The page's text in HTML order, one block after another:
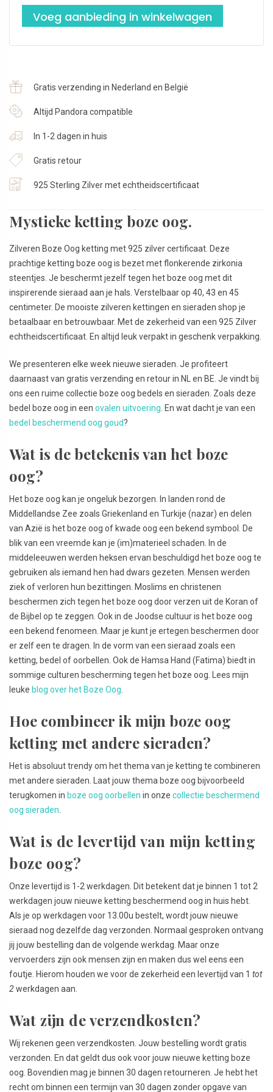
Voeg aanbieding in winkelwagen
Gratis verzending in Nederland en België
Altijd Pandora compatible
In 1-2 dagen in huis
Gratis retour
925 Sterling Zilver met echtheidscertificaat
Mystieke ketting boze oog.
Zilveren Boze Oog ketting met 925 zilver certificaat. Deze
prachtige ketting boze oog is bezet met flonkerende zirkonia
steentjes. Je beschermt jezelf tegen het boze oog met dit
inspirerende sieraad aan je hals. Verstelbaar op 40, 43 en 45
centimeter. De mooiste zilveren kettingen en sieraden shop je
betaalbaar en betrouwbaar. Met de zekerheid van een 925 Zilver
echtheidscertificaat. En altijd leuk verpakt in geschenk verpakking.
We presenteren elke week nieuwe sieraden. Je profiteert
daarnaast van gratis verzending en retour in NL en BE. Je vindt bij
ons een ruime collectie boze oog bedels en sieraden. Zoals deze
bedel boze oog in een ovalen uitvoering . En wat dacht je van een
bedel beschermend oog goud?
Wat is de betekenis van het boze
oog?
Het boze oog kan je ongeluk bezorgen. In landen rond de
Middellandse Zee zoals Griekenland en Turkije (nazar) en delen
van Azië is het boze oog of kwade oog een bekend symbool. De
blik van een vreemde kan je (im)materieel schaden. In de
middeleeuwen werden heksen ervan beschuldigd het boze oog te
gebruiken als iemand hen had dwars gezeten. Mensen werden
ziek of verloren hun bezittingen. Moslims en christenen
beschermen zich tegen het boze oog door verzen uit de Koran of
de Bijbel op te zeggen. Ook in de Joodse cultuur is het boze oog
een bekend fenomeen. Maar je kunt je ertegen beschermen door
er zelf een te dragen. In de vorm van een sieraad zoals een
ketting, bedel of oorbellen. Ook de Hamsa Hand (Fatima) biedt in
sommige culturen bescherming tegen het boze oog. Lees mijn
leuke blog over het Boze Oog
Hoe combineer ik mijn boze oog
ketting met andere sieraden?
Het is absoluut trendy om het thema van je ketting te combineren
met andere sieraden. Laat jouw thema boze oog bijvoorbeeld
terugkomen in boze oog oorbellen in onze collectie beschermend
oog sieraden
Wat is de levertijd van mijn ketting
boze oog?
Onze levertijd is 1-2 werkdagen. Dit betekent dat je binnen 1 tot 2
werkdagen jouw nieuwe ketting beschermend oog in huis hebt.
Als je op werkdagen voor 13.00u bestelt, wordt jouw nieuwe
sieraad nog dezelfde dag verzonden. Normaal gesproken ontvang
jij jouw bestelling dan de volgende werkdag. Maar onze
vervoerders zijn ook mensen zijn en maken dus wel eens een
foutje. Hierom houden we voor de zekerheid een levertijd van 1 tot
2werkdagen aan.
Wat zijn de verzendkosten?
Wij rekenen geen verzendkosten. Jouw bestelling wordt gratis
verzonden. En dat geldt dus ook voor jouw nieuwe ketting boze
oog. Bovendien mag je binnen 30 dagen retourneren. Je hebt het
recht om binnen een termijn van 30 dagen zonder opgave van